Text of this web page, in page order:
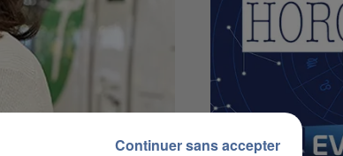
Continuer sans accepter